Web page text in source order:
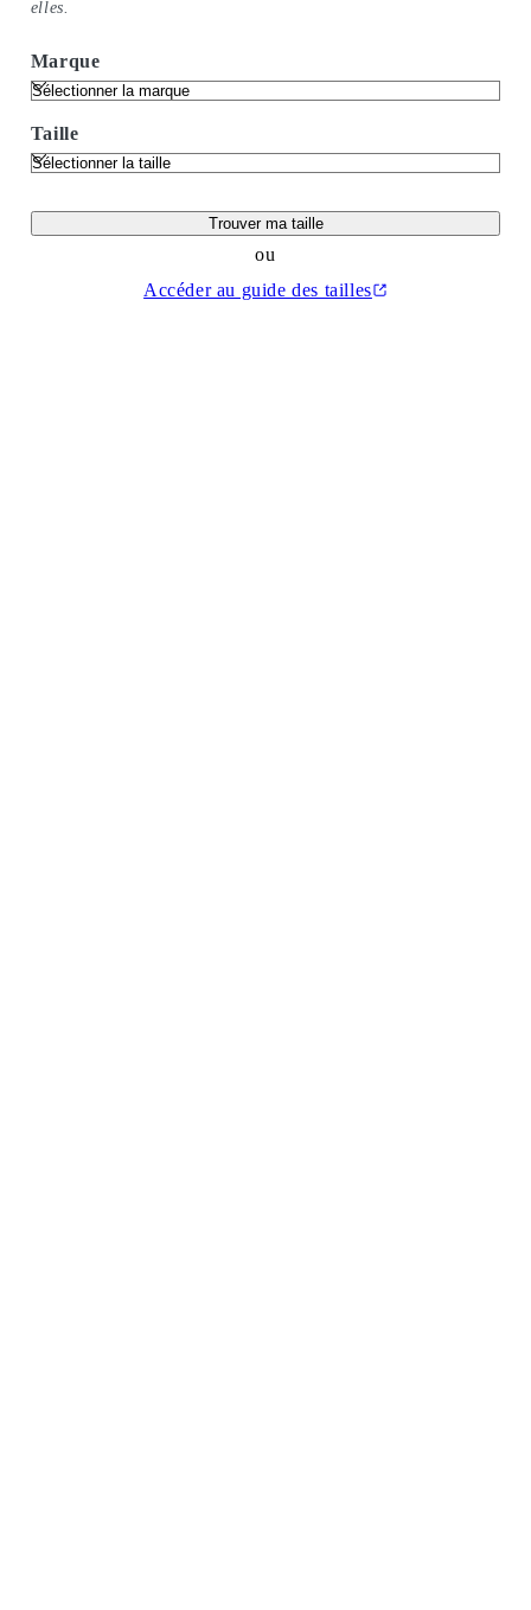
elles.
Marque
Taille
Trouver ma taille
ou
Accéder au guide des tailles
(Ouvrir dans un nouvel onglet)